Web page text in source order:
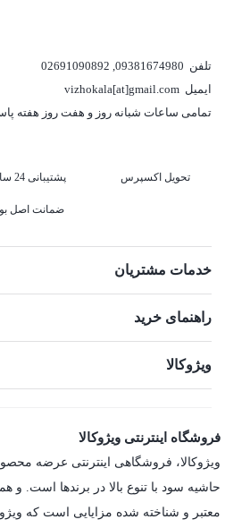
تلفن 09381674980
,
02691090892
ایمیل vizhokala[at]gmail.com
تمامی ساعات شبانه روز و هفت روز هفته
تحویل اکسپرس پشتیبانی 24 ساعته
ضمانت اصل
خدمات مشتریان
راهنمای خرید
ویژوکالا
فروشگاه اینترنتی ویژوکالا
ویژوکالا، فروشگاهی اینترنتی عرضه
حاشیه سود با تنوع بالا در برندها است.
معتبر و شناخته شده مزایایی است که